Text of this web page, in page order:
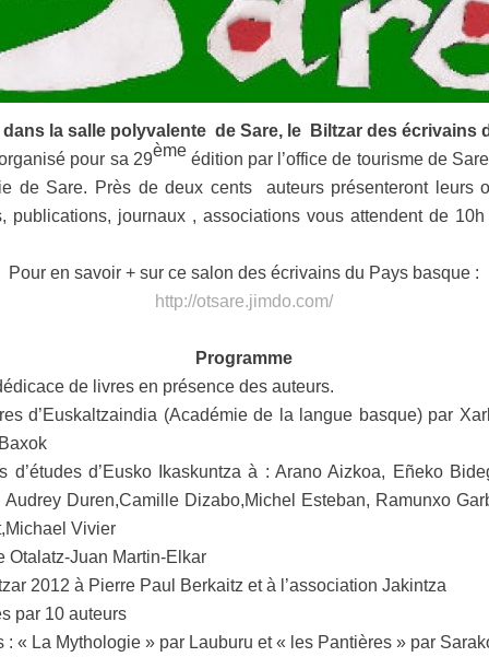
la salle polyvalente de Sare, le Biltzar des écrivains
pour sa 29ème édition par l’office de tourisme de
de Sare. Près de deux cents auteurs présenteront leurs
publications, journaux , associations vous attendent de
Pour en savoir + sur ce salon des écrivains du Pays basque :
http://otsare.jimdo.com/
Programme
de livres en présence des auteurs.
d’Euskaltzaindia (Académie de la langue basque) par
d’études d’Eusko Ikaskuntza à : Arano Aizkoa, Eñeko
Duren,Camille Dizabo,Michel Esteban, Ramunxo
Vivier
Juan Martin-Elkar
2012 à Pierre Paul Berkaitz et à l’association Jakintza
par 10 auteurs
« La Mythologie » par Lauburu et « les Pantières » par